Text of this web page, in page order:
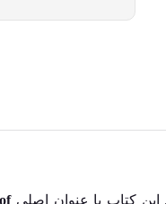
. این کتاب با عنوان اصلی